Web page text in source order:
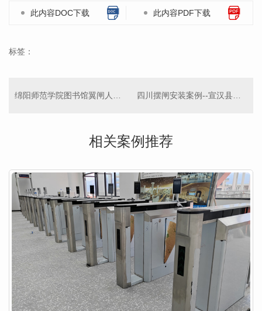
此内容DOC下载 此内容PDF下载
标签：
绵阳师范学院图书馆翼闸人脸识别 四川摆闸安装案例--宣汉县职业中专学校
相关案例推荐